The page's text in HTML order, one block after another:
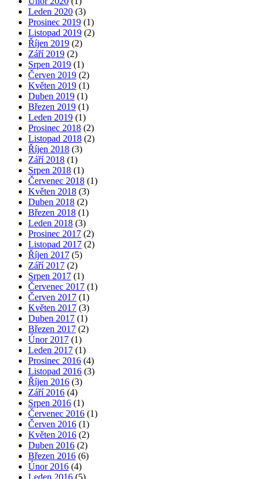
Leden 2020 (3)
Prosinec 2019 (1)
Listopad 2019 (2)
Říjen 2019 (2)
Září 2019 (2)
Srpen 2019 (1)
Červen 2019 (2)
Květen 2019 (1)
Duben 2019 (1)
Březen 2019 (1)
Leden 2019 (1)
Prosinec 2018 (2)
Listopad 2018 (2)
Říjen 2018 (3)
Září 2018 (1)
Srpen 2018 (1)
Červenec 2018 (1)
Květen 2018 (3)
Duben 2018 (2)
Březen 2018 (1)
Leden 2018 (3)
Prosinec 2017 (2)
Listopad 2017 (2)
Říjen 2017 (5)
Září 2017 (2)
Srpen 2017 (1)
Červenec 2017 (1)
Červen 2017 (1)
Květen 2017 (3)
Duben 2017 (1)
Březen 2017 (2)
Únor 2017 (1)
Leden 2017 (1)
Prosinec 2016 (4)
Listopad 2016 (3)
Říjen 2016 (3)
Září 2016 (4)
Srpen 2016 (1)
Červenec 2016 (1)
Červen 2016 (1)
Květen 2016 (2)
Duben 2016 (2)
Březen 2016 (6)
Únor 2016 (4)
Leden 2016 (5)